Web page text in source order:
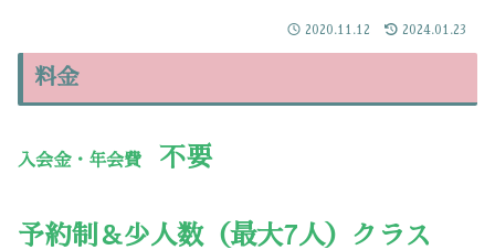
2020.11.12 2024.01.23
料金
入会金・年会費 不要
予約制＆少人数（最大7人）クラス